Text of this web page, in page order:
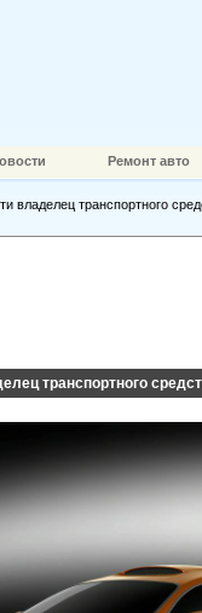
Ремонт авто
владелец транспортного
транспортного